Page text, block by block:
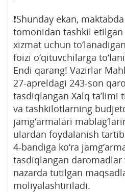
❗️Shunday ekan,
tomonidan tashkil etilgan
xizmat uchun
foizi o‘qituvchilarga
Endi qarang! Vazirlar
27-apreldagi 243-son
tasdiqlangan Xalq ta’limi
va tashkilotlarning
jamg‘armalari
ulardan foydalanish
4-bandiga ko‘ra
tasdiqlangan daromadlar
nazarda tutilgan
moliyalashtiriladi.